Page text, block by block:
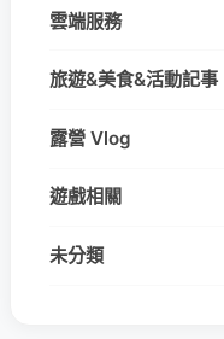
雲端服務
旅遊&美食&活動記事
露營 Vlog
遊戲相關
未分類